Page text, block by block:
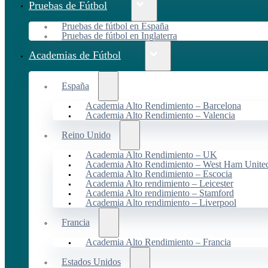
Pruebas de Fútbol
Pruebas de fútbol en España
Pruebas de fútbol en Inglaterra
Academias de Fútbol
España
Academia Alto Rendimiento – Barcelona
Academia Alto Rendimiento – Valencia
Reino Unido
Academia Alto Rendimiento – UK
Academia Alto Rendimiento – West Ham
Academia Alto Rendimiento – Escocia
Academia Alto rendimiento – Leicester
Academia Alto rendimiento – Stamford
Academia Alto rendimiento – Liverpool
Francia
Academia Alto Rendimiento – Francia
Estados Unidos